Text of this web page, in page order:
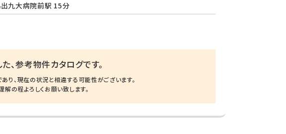
九大病院前駅 15分
参考物件カタログです。
り、現在の状況と相違する可能性がございます。
の程よろしくお願い致します。